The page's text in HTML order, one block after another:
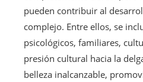
pueden contribuir al
complejo. Entre ellos, se
psicológicos, familiares,
presión cultural hacia la
belleza inalcanzable,